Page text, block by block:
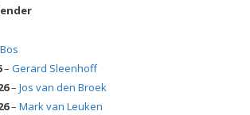
– Gerard Sleenhoff
– Jos van den Broek
– Mark van Leuken